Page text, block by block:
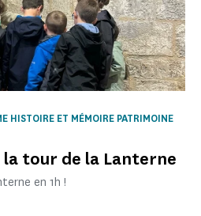
la tour de la Lanterne
HISTOIRE ET MÉMOIRE PATRIMOINE
en 1h !